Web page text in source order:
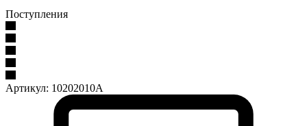
Поступления
Артикул: 10202010А